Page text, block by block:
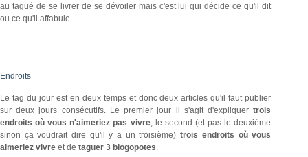
au tagué de se livrer de se dévoiler mais c'est lui qui décide ce qu'il dit
ou ce qu'il affabule …
Endroits
Le tag du jour est en deux temps et donc deux articles qu'il faut publier
sur deux jours consécutifs. Le premier jour il s'agit d'expliquertrois
endroits où vous n'aimeriez pas vivre, le second (et pas le deuxième
sinon ça voudrait dire qu'il y a un troisième)trois endroits où vous
aimeriez vivre et de taguer 3 blogopotes.